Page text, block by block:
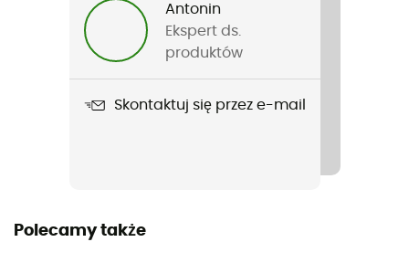
Zastosowana technologia
Pertex Quantum
Nieprzemakalność
Etykieta
Antonin
Ekspert ds.
produktów
Skontaktuj się przez e-mail
Polecamy także